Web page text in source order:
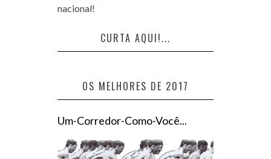
nacional!
CURTA AQUI!...
OS MELHORES DE 2017
Um-Corredor-Como-Você...